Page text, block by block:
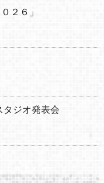
０２６」
タジオ発表会